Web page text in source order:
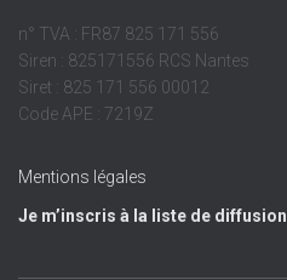
n° TVA : FR87 825 171 556
Siren : 825171556 RCS Nantes
Siret : 825 171 556 00012
Code APE : 7219Z
Mentions légales
Je m’inscris à la liste de diffusion